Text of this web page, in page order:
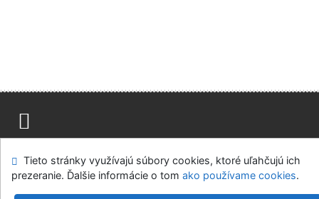
Modul OpenSearch
Napíšte nám Nastavenie cookies
Tieto stránky využívajú súbory cookies, ktoré uľahčujú ich
prezeranie. Ďalšie informácie o tom ako používame cookies.